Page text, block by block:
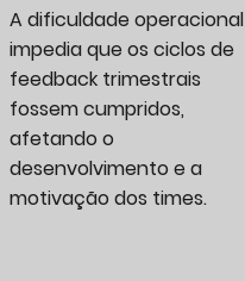
A dificuldade operacional
impedia que os ciclos de
feedback trimestrais
fossem cumpridos,
afetando o
desenvolvimento e a
motivação dos times.